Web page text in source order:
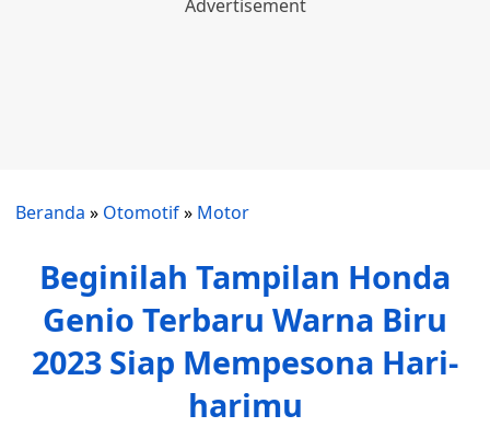
Beranda » Otomotif» Motor
Beginilah Tampilan Honda
Genio Terbaru Warna Biru
2023 Siap Mempesona Hari-
harimu